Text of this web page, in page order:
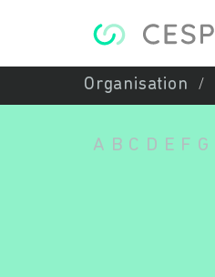
Organisation
A B C D E F G